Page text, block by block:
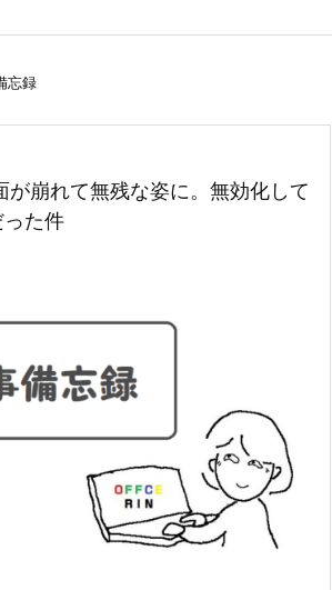
忘録
が崩れて無残な姿に。無効化して
った件